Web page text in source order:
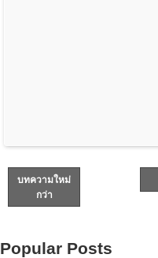
บทความใหม่
กว่า
Popular Posts